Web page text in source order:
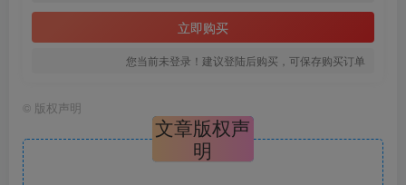
立即购买
您当前未登录！建议登陆后购买，可保存购买订单
© 版权声明
文章版权声
明